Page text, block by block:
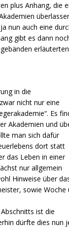
plus Anhang, die
nun auch eine
gibt es dann
erläuterten
in die
nicht nur eine
Es
Akademien und
man sich dafür
dort statt
das Leben in einer
nur allgemein
Hinweise über
sowie Woche
ist die
dürfte dies nun